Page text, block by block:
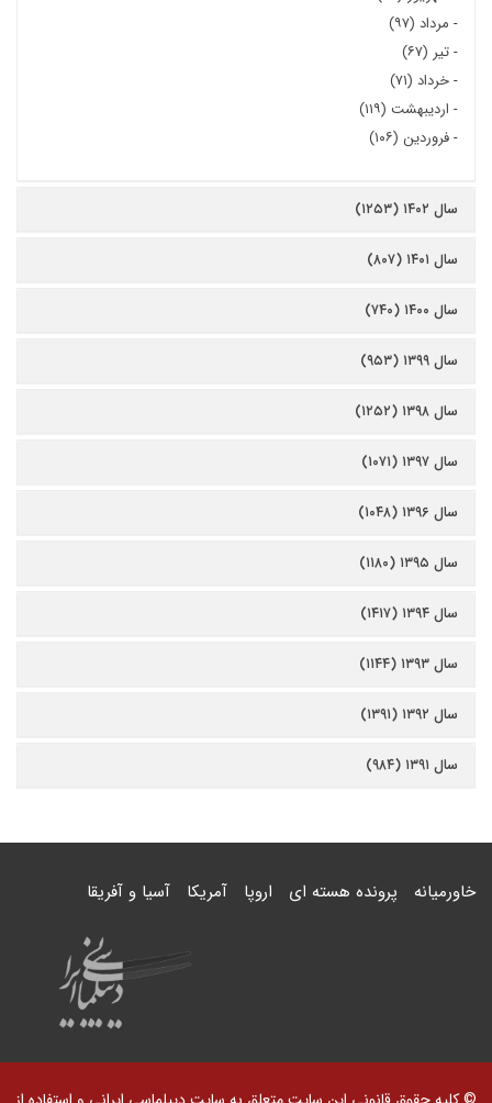
- مرداد (۹۷)
-تیر (۶۷)
-خرداد (۷۱)
- اردیبهشت (۱۱۹)
-فروردین (۱۰۶)
سال ۱۴۰۲ (۱۲۵۳)
سال ۱۴۰۱ (۸۰۷)
سال ۱۴۰۰ (۷۴۰)
سال ۱۳۹۹ (۹۵۳)
سال ۱۳۹۸ (۱۲۵۲)
سال ۱۳۹۷ (۱۰۷۱)
سال ۱۳۹۶ (۱۰۴۸)
سال ۱۳۹۵ (۱۱۸۰)
سال ۱۳۹۴ (۱۴۱۷)
سال ۱۳۹۳ (۱۱۴۴)
سال ۱۳۹۲ (۱۳۹۱)
سال ۱۳۹۱ (۹۸۴)
خاورمیانه پرونده هسته ای اروپا آمریکا آسیا و آفریقا